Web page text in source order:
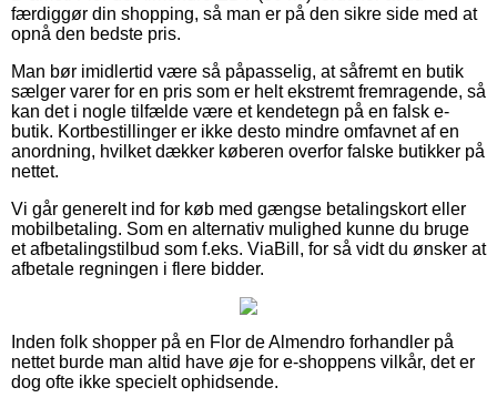
færdiggør din shopping, så man er på den sikre side med at
opnå den bedste pris.
Man bør imidlertid være så påpasselig, at såfremt en butik
sælger varer for en pris som er helt ekstremt fremragende, så
kan det i nogle tilfælde være et kendetegn på en falsk e-
butik. Kortbestillinger er ikke desto mindre omfavnet af en
anordning, hvilket dækker køberen overfor falske butikker på
nettet.
Vi går generelt ind for køb med gængse betalingskort eller
mobilbetaling. Som en alternativ mulighed kunne du bruge
et afbetalingstilbud som f.eks. ViaBill, for så vidt du ønsker at
afbetale regningen i flere bidder.
Inden folk shopper på en Flor de Almendro forhandler på
nettet burde man altid have øje for e-shoppens vilkår, det er
dog ofte ikke specielt ophidsende.